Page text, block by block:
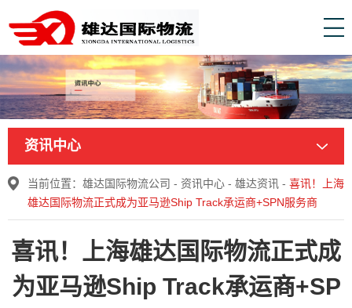
资讯中心
当前位置： 雄达国际物流公司 - 资讯中心 - 雄达资讯 - 喜讯！上海
雄达国际物流正式成为亚马逊Ship Track承运商+SPN服务商
喜讯！上海雄达国际物流正式成
为亚马逊Ship Track承运商+SP